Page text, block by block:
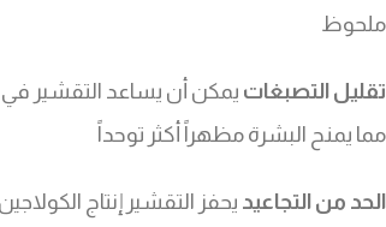
ملحوظ
تقليل التصبغات يمكن أن يساعد التقشير في
مما يمنح البشرة مظهراً أكثر توحداً
الحد من التجاعيد يحفز التقشير إنتاج